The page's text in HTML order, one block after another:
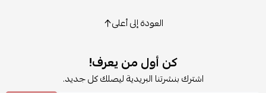
العودة إلى أعلى
كن أول من يعرف!
اشترك بنشرتنا البريدية ليصلك كل جديد.